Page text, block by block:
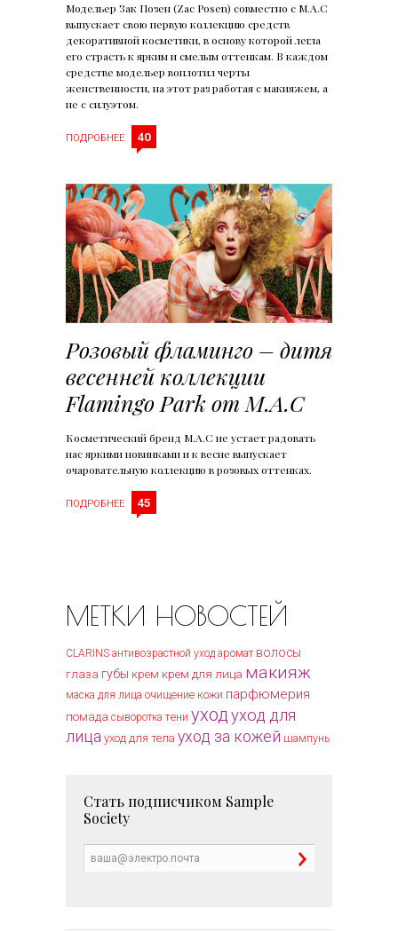
Модельер Зак Позен (Zac Posen) совместно с M.A.C
выпускает свою первую коллекцию средств
декоративной косметики, в основу которой легла
его страсть к ярким и смелым оттенкам. В каждом
средстве модельер воплотил черты
женственности, на этот раз работая с макияжем, а
не с силуэтом.
ПОДРОБНЕЕ 40
Розовый фламинго – дитя
весенней коллекции
Flamingo Park от M.A.C
Косметический бренд M.A.C не устает радовать
нас яркими новинками и к весне выпускает
очаровательную коллекцию в розовых оттенках.
ПОДРОБНЕЕ 45
МЕТКИ НОВОСТЕЙ
CLARINS антивозрастной уход аромат волосы
глаза губы крем крем для лица макияж
маска для лица очищение кожи парфюмерия
помада сыворотка тени уход уход для
лица уход для тела уход за кожей шампунь
Стать подписчиком Sample
Society